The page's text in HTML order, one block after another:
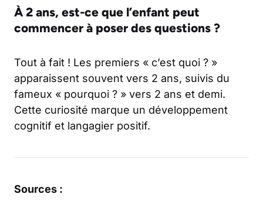
À 2 ans, est-ce que l’enfant peut
commencer à poser des questions ?
Tout à fait ! Les premiers « c’est quoi ? »
apparaissent souvent vers 2 ans, suivis du
fameux « pourquoi ? » vers 2 ans et demi.
Cette curiosité marque un développement
cognitif et langagier positif.
Sources :